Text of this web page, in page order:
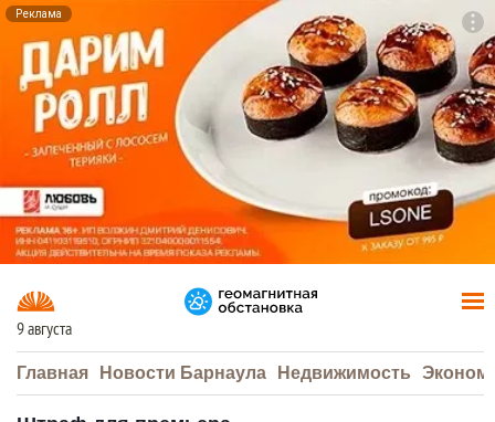
Реклама
9 августа
Главная Новости Барнаула Недвижимость